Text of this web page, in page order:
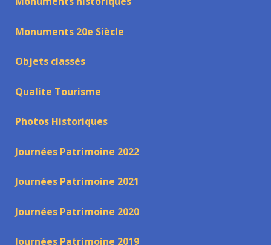
Monuments 20e Siècle
Objets classés
Qualite Tourisme
Photos Historiques
Journées Patrimoine 2022
Journées Patrimoine 2021
Journées Patrimoine 2020
Journées Patrimoine 2019